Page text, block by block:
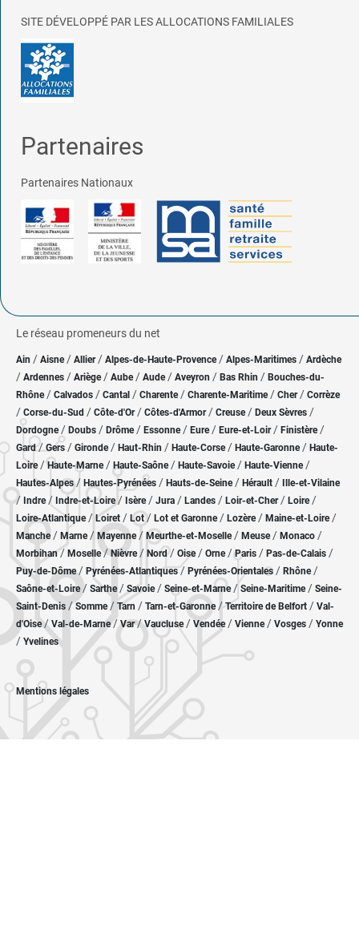
SITE DÉVELOPPÉ PAR LES ALLOCATIONS FAMILIALES
Partenaires
Partenaires Nationaux
Le réseau promeneurs du net
Ain / Aisne/ Allier/ Alpes-de-Haute-Provence / Alpes-Maritimes / Ardèche
/ Ardennes / Ariège/ Aube/ Aude / Aveyron / Bas Rhin / Bouches-du-
Rhône/ Calvados / Cantal / Charente / Charente-Maritime/ Cher / Corrèze
/ Corse-du-Sud / Côte-d'Or / Côtes-d'Armor/ Creuse/ Deux Sèvres /
Dordogne/ Doubs / Drôme/ Essonne / Eure/ Eure-et-Loir / Finistère/
Gard/Gers / Gironde/ Haut-Rhin / Haute-Corse/ Haute-Garonne/ Haute-
Loire/Haute-Marne/ Haute-Saône/ Haute-Savoie/ Haute-Vienne/
Hautes-Alpes/ Hautes-Pyrénées / Hauts-de-Seine/ Hérault / Ille-et-Vilaine
/ Indre/ Indre-et-Loire/ Isère/ Jura / Landes / Loir-et-Cher/ Loire/
Loire-Atlantique/ Loiret / Lot/ Lot et Garonne/ Lozère / Maine-et-Loire/
Manche/ Marne/ Mayenne/ Meurthe-et-Moselle/ Meuse/ Monaco /
Morbihan/ Moselle/ Nièvre / Nord/ Oise / Orne/Paris / Pas-de-Calais /
Puy-de-Dôme/ Pyrénées-Atlantiques / Pyrénées-Orientales / Rhône/
Saône-et-Loire/ Sarthe/ Savoie/ Seine-et-Marne/ Seine-Maritime/ Seine-
Saint-Denis /Somme/ Tarn / Tarn-et-Garonne/Territoire de Belfort / Val-
d'Oise/ Val-de-Marne/Var/Vaucluse/ Vendée/ Vienne/ Vosges / Yonne
/ Yvelines
Mentions légales